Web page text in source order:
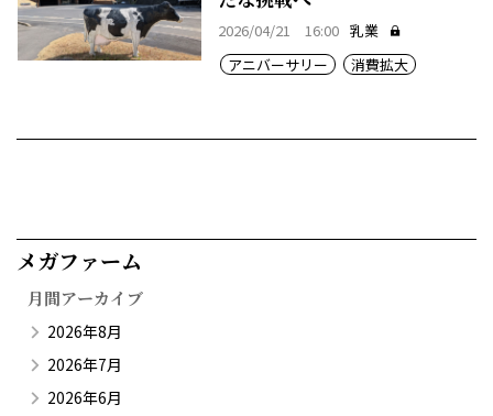
2026/04/21 16:00 乳業
アニバーサリー
消費拡大
メガファーム​
月間アーカイブ
2026年8月
2026年7月
2026年6月